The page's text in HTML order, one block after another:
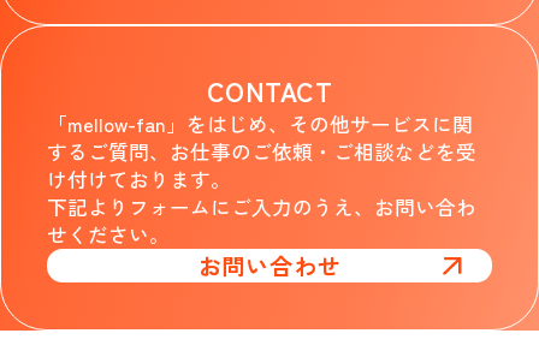
CONTACT
「mellow-fan」をはじめ、その他サービスに関
するご質問、お仕事のご依頼・ご相談などを受
け付けております。
下記よりフォームにご入力のうえ、お問い合わ
せください。
お問い合わせ